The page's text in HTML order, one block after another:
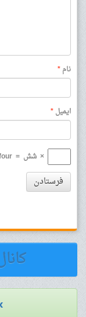
نام*
ایمیل*
× شش =
فرستادن